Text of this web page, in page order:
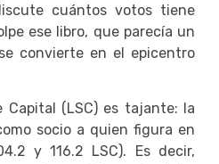
cuántos votos tiene
ese libro, que parecía un
convierte en el epicentro
Capital (LSC) es tajante: la
socio a quien figura en
y 116.2 LSC). Es decir,